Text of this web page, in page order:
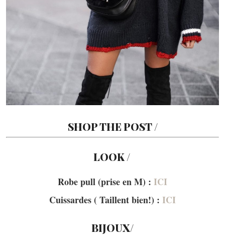
SHOP THE POST /
LOOK /
Robe pull (prise en M) : ICI
Cuissardes ( Taillent bien!) : ICI
BIJOUX/